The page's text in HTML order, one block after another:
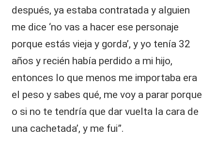
después, ya estaba contratada y alguien
me dice ‘no vas a hacer ese personaje
porque estás vieja y gorda’, y yo tenía 32
años y recién había perdido a mi hijo,
entonces lo que menos me importaba era
el peso y sabes qué, me voy a parar porque
o si no te tendría que dar vuelta la cara de
una cachetada’, y me fui”.